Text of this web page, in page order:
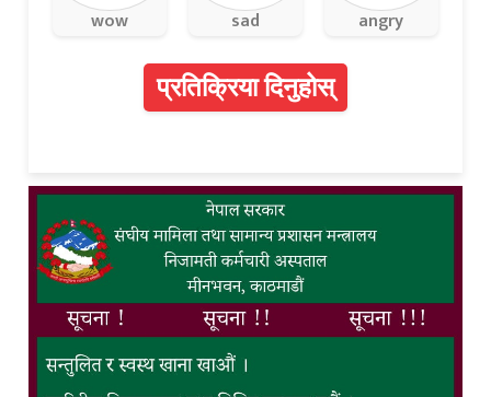
wow sad angry
प्रतिक्रिया दिनुहोस्